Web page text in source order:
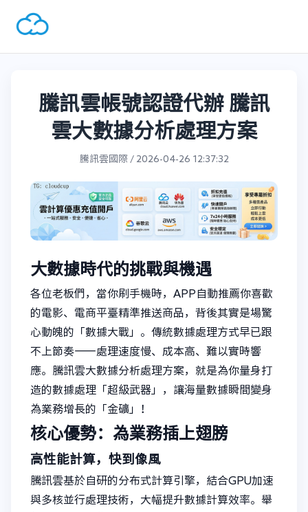
騰訊雲帳號認證代辦 騰訊
雲大數據分析處理方案
騰訊雲國際 / 2026-04-26 12:37:32
大數據時代的挑戰與機遇
各位老板們，當你刷手機時，APP自動推薦你喜歡
的電影、電商平臺精準推送商品，背後其實是場驚
心動魄的「數據大戰」。傳統數據處理方式早已跟
不上節奏——處理速度慢、成本高、難以實時響
應。騰訊雲大數據分析處理方案，就是為你量身打
造的數據處理「超級武器」，讓海量數據瞬間變身
為業務增長的「金礦」！
核心優勢：為業務插上翅膀
高性能計算，快到像風
騰訊雲基於自研的分布式計算引擎，結合GPU加速
與多核並行處理技術，大幅提升數據計算效率。舉